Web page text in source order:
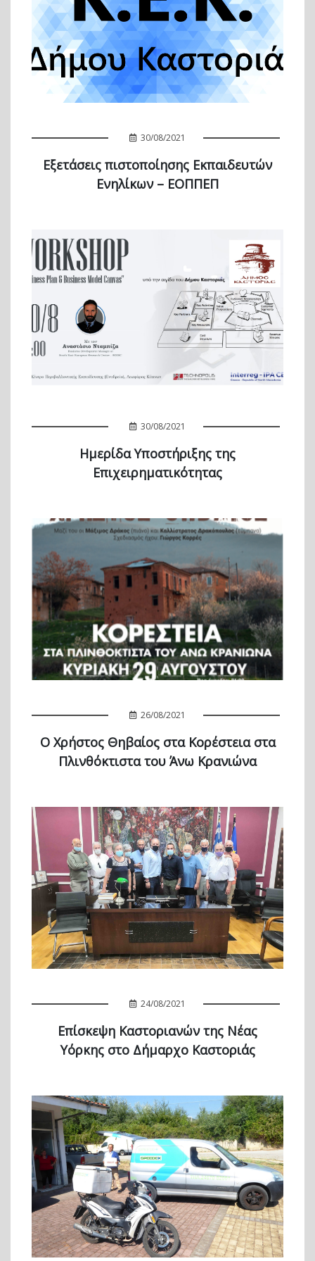
30/08/2021
Εξετάσεις πιστοποίησης Εκπαιδευτών
Ενηλίκων – ΕΟΠΠΕΠ
30/08/2021
Ημερίδα Υποστήριξης της
Επιχειρηματικότητας
26/08/2021
Ο Χρήστος Θηβαίος στα Κορέστεια στα
Πλινθόκτιστα του Άνω Κρανιώνα
24/08/2021
Επίσκεψη Καστοριανών της Νέας
Υόρκης στο Δήμαρχο Καστοριάς